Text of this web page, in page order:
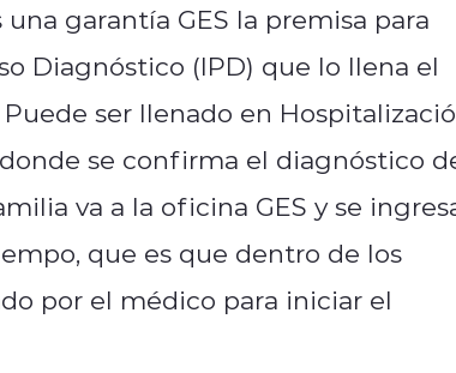
garantía GES la premisa para
Diagnóstico (IPD) que lo llena el
ser llenado en
se confirma el diagnóstico
va a la oficina GES y se
que es que dentro de los
por el médico para iniciar el